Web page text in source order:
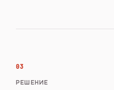
03
РЕШЕНИЕ